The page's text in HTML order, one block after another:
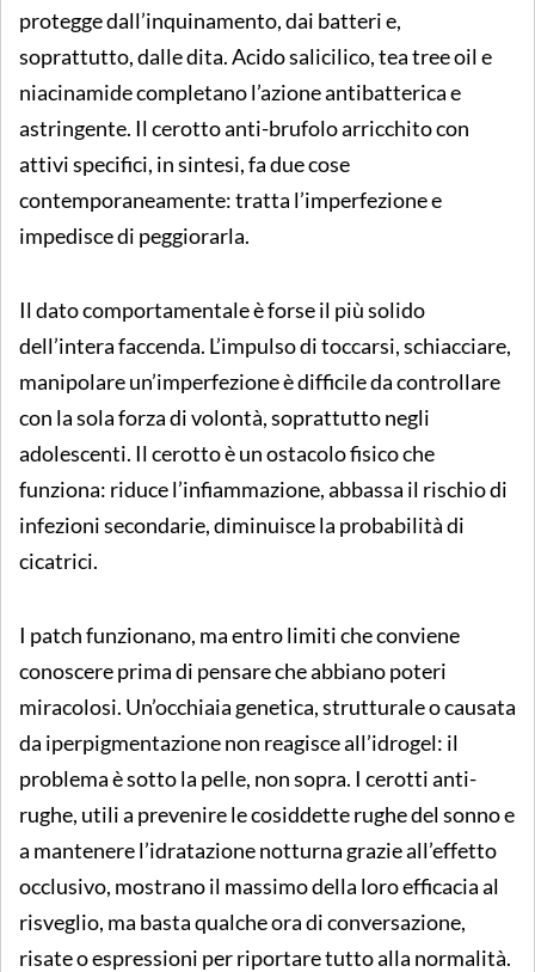
protegge dall’inquinamento, dai batteri e,
soprattutto, dalle dita. Acido salicilico, tea tree oil e
niacinamide completano l’azione antibatterica e
astringente. Il cerotto anti-brufolo arricchito con
attivi specifici, in sintesi, fa due cose
contemporaneamente: tratta l’imperfezione e
impedisce di peggiorarla.
Il dato comportamentale è forse il più solido
dell’intera faccenda. L’impulso di toccarsi, schiacciare,
manipolare un’imperfezione è difficile da controllare
con la sola forza di volontà, soprattutto negli
adolescenti. Il cerotto è un ostacolo fisico che
funziona: riduce l’infiammazione, abbassa il rischio di
infezioni secondarie, diminuisce la probabilità di
cicatrici.
I patch funzionano, ma entro limiti che conviene
conoscere prima di pensare che abbiano poteri
miracolosi. Un’occhiaia genetica, strutturale o causata
da iperpigmentazione non reagisce all’idrogel: il
problema è sotto la pelle, non sopra. I cerotti anti-
rughe, utili a prevenire le cosiddette rughe del sonno e
a mantenere l’idratazione notturna grazie all’effetto
occlusivo, mostrano il massimo della loro efficacia al
risveglio, ma basta qualche ora di conversazione,
risate o espressioni per riportare tutto alla normalità.